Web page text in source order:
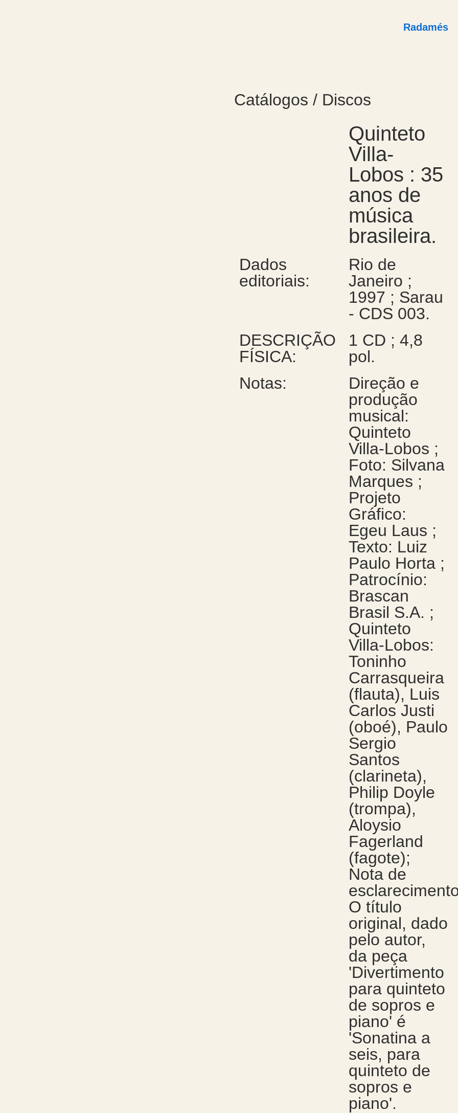
Radamés
Catálogos / Discos
Quinteto
Villa-
Lobos : 35
anos de
música
brasileira.
Dados
editoriais:
Rio de
Janeiro ;
1997 ; Sarau
- CDS 003.
DESCRIÇÃO
FÍSICA:
1 CD ; 4,8
pol.
Notas:
Direção e
produção
musical:
Quinteto
Villa-Lobos ;
Foto: Silvana
Marques ;
Projeto
Gráfico:
Egeu Laus ;
Texto: Luiz
Paulo Horta ;
Patrocínio:
Brascan
Brasil S.A. ;
Quinteto
Villa-Lobos:
Toninho
Carrasqueira
(flauta), Luis
Carlos Justi
(oboé), Paulo
Sergio
Santos
(clarineta),
Philip Doyle
(trompa),
Aloysio
Fagerland
(fagote);
Nota de
O título
original, dado
pelo autor,
da peça
'Divertimento
para quinteto
de sopros e
piano' é
'Sonatina a
seis, para
quinteto de
sopros e
piano'.